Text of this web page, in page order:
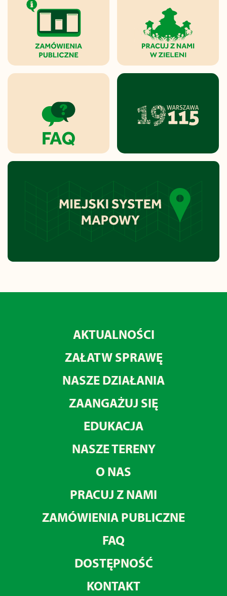
AKTUALNOŚCI
ZAŁATW SPRAWĘ
NASZE DZIAŁANIA
ZAANGAŻUJ SIĘ
EDUKACJA
NASZE TERENY
O NAS
PRACUJ Z NAMI
ZAMÓWIENIA PUBLICZNE
FAQ
DOSTĘPNOŚĆ
KONTAKT